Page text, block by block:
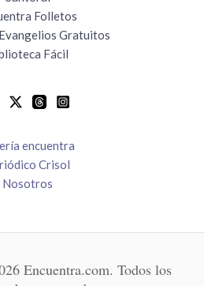
Folletos
Gratuitos
Fácil
encuentra
Crisol
Nosotros
Encuentra.com. Todos los